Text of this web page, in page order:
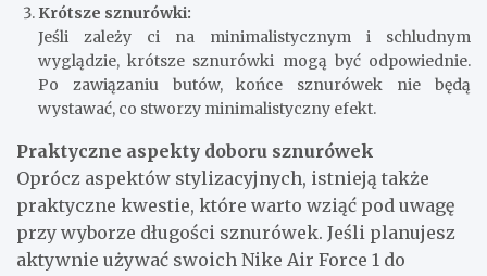
Krótsze sznurówki:
Jeśli zależy ci na minimalistycznym i schludnym
wyglądzie, krótsze sznurówki mogą być odpowiednie.
Po zawiązaniu butów, końce sznurówek nie będą
wystawać, co stworzy minimalistyczny efekt.
Praktyczne aspekty doboru sznurówek
Oprócz aspektów stylizacyjnych, istnieją także
praktyczne kwestie, które warto wziąć pod uwagę
przy wyborze długości sznurówek. Jeśli planujesz
aktywnie używać swoich Nike Air Force 1 do